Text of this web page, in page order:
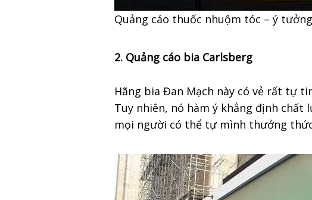
Quảng cáo thuốc nhuộm tóc – ý
2. Quảng cáo bia Carlsberg
Hãng bia Đan Mạch này có vẻ rất tự
Tuy nhiên, nó hàm ý khẳng định chất
mọi người có thể tự mình thưởng